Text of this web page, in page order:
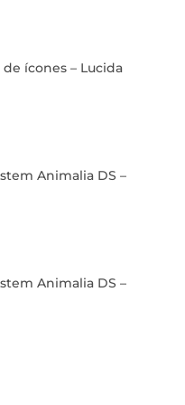
ícones – Lucida
Animalia DS –
Animalia DS –